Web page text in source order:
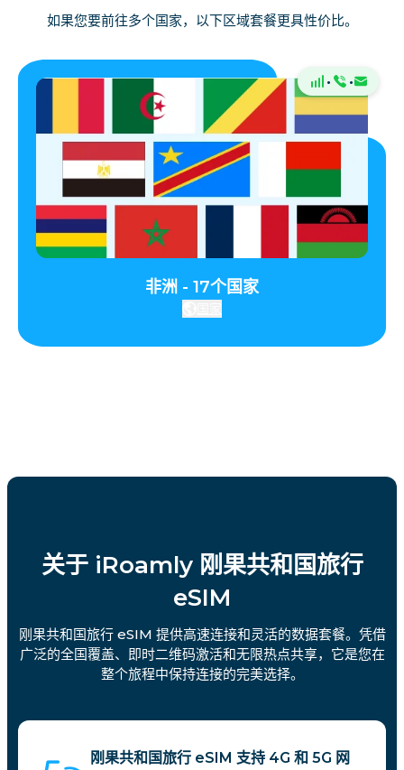
如果您要前往多个国家，以下区域套餐更具性价比。
· ·
非洲 - 17个国家
关于 iRoamly 刚果共和国旅行
eSIM
刚果共和国旅行 eSIM 提供高速连接和灵活的数据套餐。凭借
广泛的全国覆盖、即时二维码激活和无限热点共享，它是您在
整个旅程中保持连接的完美选择。
刚果共和国旅行 eSIM 支持 4G 和 5G 网